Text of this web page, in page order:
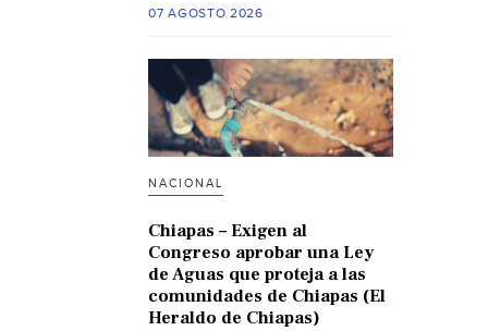
07 AGOSTO 2026
NACIONAL
Chiapas – Exigen al
Congreso aprobar una Ley
de Aguas que proteja a las
comunidades de Chiapas (El
Heraldo de Chiapas)